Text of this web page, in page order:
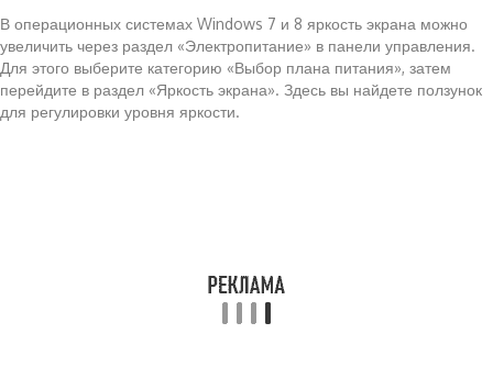
В операционных системах Windows 7 и 8 яркость экрана можно
увеличить через раздел «Электропитание» в панели управления.
Для этого выберите категорию «Выбор плана питания», затем
перейдите в раздел «Яркость экрана». Здесь вы найдете ползунок
для регулировки уровня яркости.